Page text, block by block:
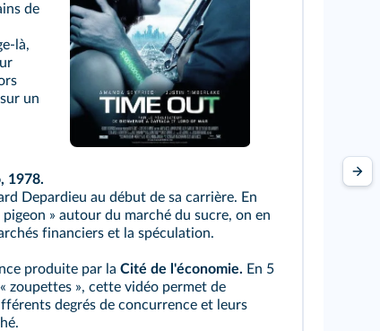
de
là,
un
1978.
Depardieu au début de sa carrière. En
» autour du marché du sucre, on en
financiers et la spéculation.
produite par la Cité de l'économie. En 5
zoupettes », cette vidéo permet de
degrés de concurrence et leurs